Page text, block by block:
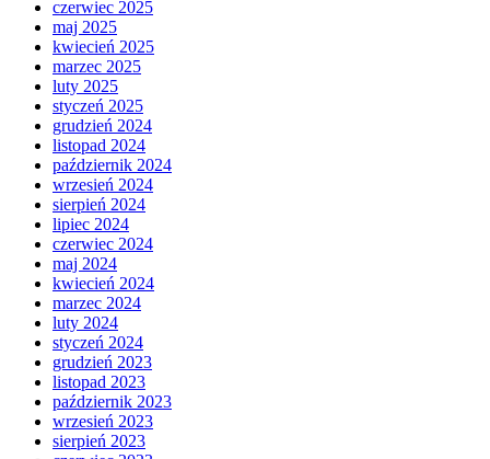
czerwiec 2025
maj 2025
kwiecień 2025
marzec 2025
luty 2025
styczeń 2025
grudzień 2024
listopad 2024
październik 2024
wrzesień 2024
sierpień 2024
lipiec 2024
czerwiec 2024
maj 2024
kwiecień 2024
marzec 2024
luty 2024
styczeń 2024
grudzień 2023
listopad 2023
październik 2023
wrzesień 2023
sierpień 2023